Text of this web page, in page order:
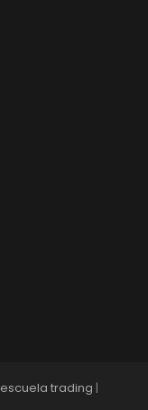
escuela trading |